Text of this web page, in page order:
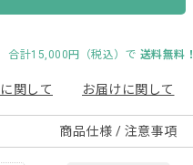
合計15,000円（税込）で 送料無料！
関して お届けに関して
商品仕様 / 注意事項